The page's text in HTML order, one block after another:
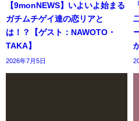
【9monNEWS】いよいよ始まる
ガチムチゲイ達の恋リアと
は！？【ゲスト：NAWOTO・
TAKA】
2026年7月5日